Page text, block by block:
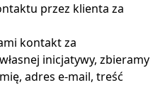
przez klienta za
kontakt za
inicjatywy, zbieramy
adres e-mail, treść